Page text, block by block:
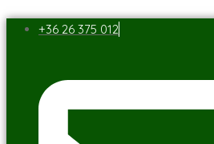
+36 26 375 012